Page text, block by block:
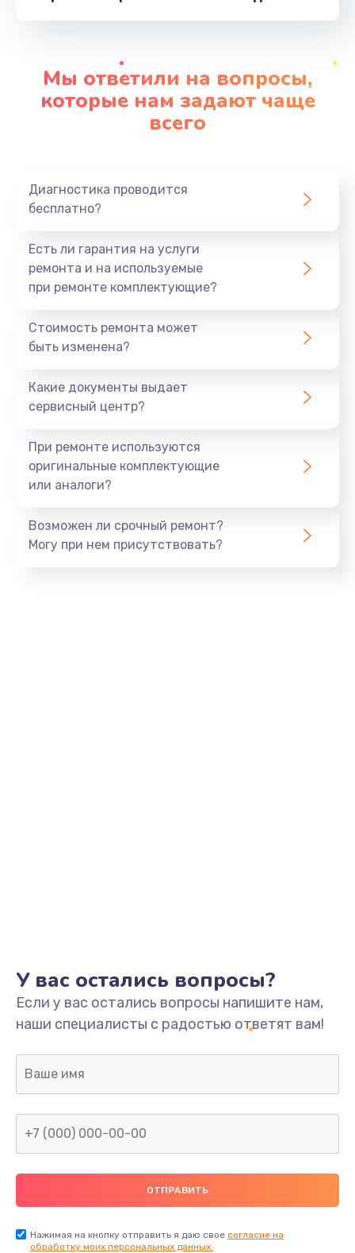
от 500 руб.
Замена корпусных элементов
от 2800 руб.
Заказать
от 520 руб.
от 3900 руб.
Устранение короткого замыкания
Заказать
Замена процессора
от 500 руб.
Мы ответили на вопросы,
которые нам задают чаще
всего
Диагностика проводится
бесплатно?
Есть ли гарантия на услуги
ремонта и на используемые
при ремонте комплектующие?
Стоимость ремонта может
быть изменена?
Какие документы выдает
сервисный центр?
При ремонте используются
оригинальные комплектующие
или аналоги?
Возможен ли срочный ремонт?
Могу при нем присутствовать?
У вас остались вопросы?
Если у вас остались вопросы напишите нам,
наши специалисты с радостью ответят вам!
Нажимая на кнопку отправить я даю свое согласие на
обработку моих персональных данных.